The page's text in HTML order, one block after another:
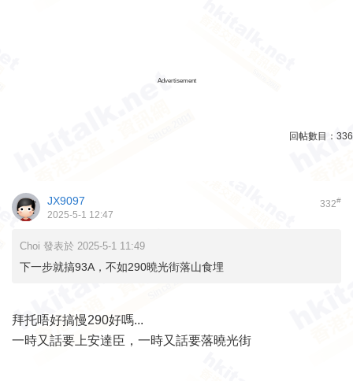
Advertisement
回帖數目： 336
332#
JX9097
2025-5-1 12:47
Choi 發表於 2025-5-1 11:49
下一步就搞93A，不如290曉光街落山食埋
拜托唔好搞慢290好嗎...
一時又話要上安達臣，一時又話要落曉光街